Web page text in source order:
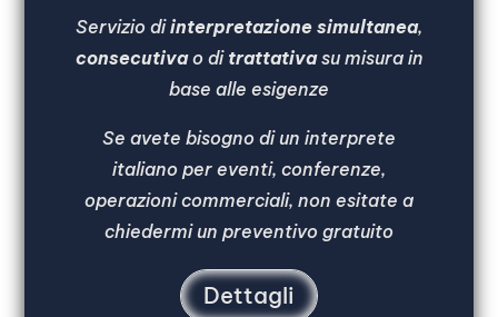
Servizio diinterpretazione simultanea,
consecutivao di trattativasu misura in
base alle esigenze
Se avete bisogno di un interprete
italiano per eventi, conferenze,
operazioni commerciali, non esitate a
chiedermi un preventivo gratuito
Dettagli